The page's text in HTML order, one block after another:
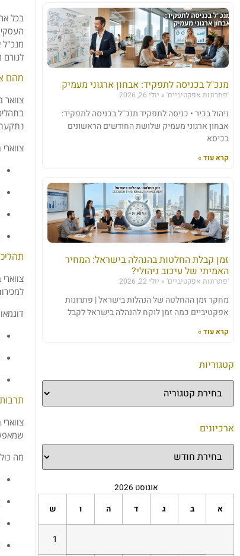
מנכ"ל בכניסה לתפקיד: אבחון ארגוני מעמיק
'פתרונות אפקטיביים' יולי 26, 2026
ניהול בכיר • כניסה לתפקיד מנכ"ל בכניסה לתפקיד:
אבחון ארגוני מעמיק שלושת החודשים הראשונים
בכיסא
קרא עוד »
זמן קבלת החלטות בהנהלה בישראל: המחיר
האמיתי של עיכוב ניהולי?
'פתרונות אפקטיביים' יולי 22, 2026
מחקר זמן ההחלטה של הנהלות בישראל | פתרונות
אפקטיביים כמה זמן לוקח להנהלה בישראל לקבל
קרא עוד »
קטגוריות
ארכיונים
אוגוסט 2026
א
ב ג ד ה ו ש
1
בכל
מנכ"ל
לגורם
מהם
צוואר
צווארי
צווארי
צווארי
מה